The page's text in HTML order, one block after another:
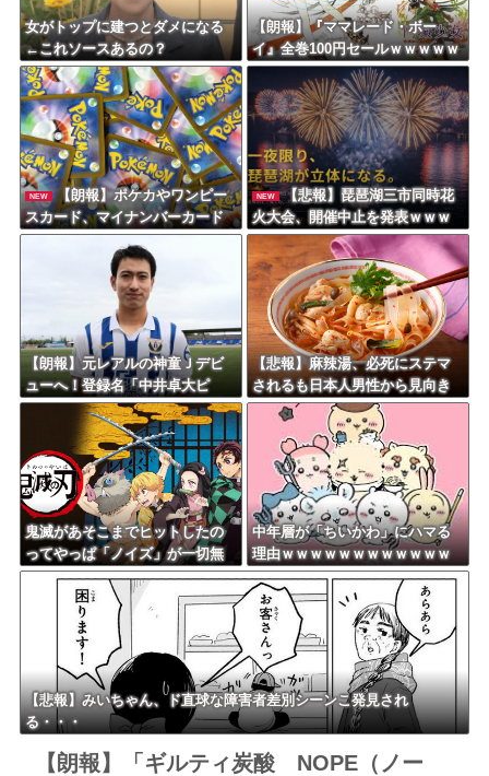
更新中止のお知らせ
海外「おめでとうタキ！」リヴァプール南野がバースデーゴール！！
Powered by livedoor 相互RSS
女がトップに建つとダメになる
←これソースあるの？
【朗報】『ママレード・ボー
イ』全巻100円セールｗｗｗｗｗ
ｗｗｗ
NEW
【朗報】ポケカやワンピー
スカード、マイナンバーカード
がないと購入不可能へｗｗｗｗ
NEW
【悲報】琵琶湖三市同時花
火大会、開催中止を発表ｗｗｗ
ｗｗｗｗｗｗｗｗｗ
【朗報】元レアルの神童Ｊデビ
ューへ！登録名「中井卓大ピ
ピ」日本初挑戦の22歳今治MFが
開幕戦に先発
【悲報】麻辣湯、必死にステマ
されるも日本人男性から見向き
もされない
鬼滅があそこまでヒットしたの
ってやっぱ「ノイズ」が一切無
いからよな
中年層が「ちいかわ」にハマる
理由ｗｗｗｗｗｗｗｗｗｗｗｗ
ｗｗｗｗｗｗｗｗｗｗｗｗｗｗ
ｗｗｗｗｗｗ
【悲報】みいちゃん、ド直球な障害者差別シーンこ発見され
る・・・
【朗報】「ギルティ炭酸 NOPE（ノー